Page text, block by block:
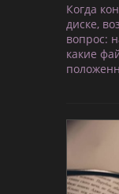
Когда
диске,
вопрос:
какие